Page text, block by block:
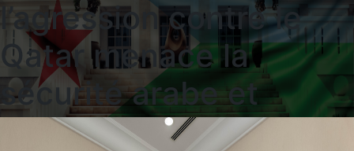
l’agression contre le
Qatar menace la
sécurité arabe et
islamique